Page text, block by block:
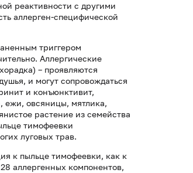
реактивности с другими
аллерген-специфической
триггером
Аллергические
– проявляются
и могут сопровождаться
и конъюнктивит,
ежи, овсяницы, мятлика,
растение из семейства
тимофеевки
луговых трав.
к пыльце тимофеевки, как к
аллергенных компонентов,